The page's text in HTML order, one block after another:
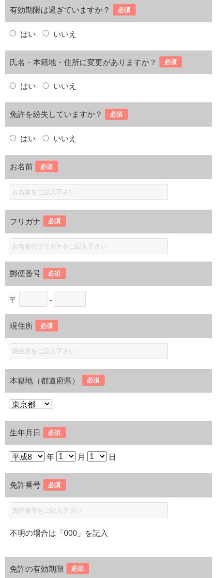
有効期限は過ぎていますか？ 必須
はい いいえ
氏名・本籍地・住所に変更がありますか？ 必須
はい いいえ
免許を紛失していますか？ 必須
はい いいえ
お名前 必須
フリガナ 必須
郵便番号 必須
〒 -
現住所 必須
本籍地（都道府県） 必須
生年月日 必須
年 月 日
免許番号 必須
不明の場合は「000」を記入
免許の有効期限 必須